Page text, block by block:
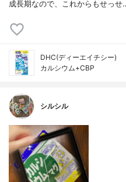
成長期なので、これからもせっせ
DHC(ディーエイチシー)
カルシウム+CBP
シルシル